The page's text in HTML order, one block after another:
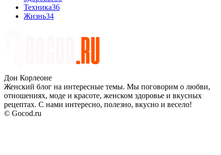
Техника36
Жизнь34
Дон Корлеоне
Женский блог на интересные темы. Мы поговорим о любви,
отношениях, моде и красоте, женском здоровье и вкусных
рецептах. С нами интересно, полезно, вкусно и весело!
© Gocod.ru